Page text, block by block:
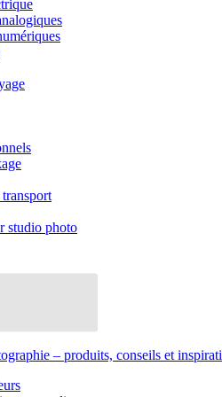
studio photo
– produits, conseils et